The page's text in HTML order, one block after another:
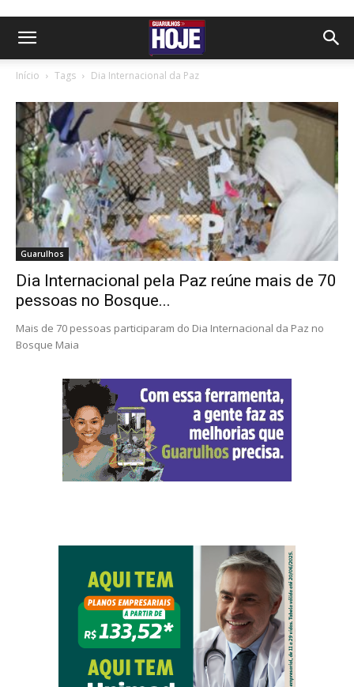
Início Tags Dia Internacional da Paz
Guarulhos
Dia Internacional pela Paz reúne mais de 70
pessoas no Bosque...
Mais de 70 pessoas participaram do Dia Internacional da Paz no
Bosque Maia